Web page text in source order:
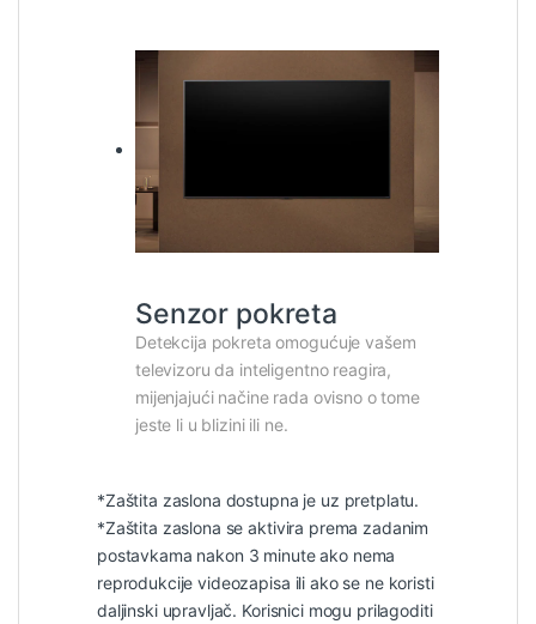
Senzor pokreta
Detekcija pokreta omogućuje vašem
televizoru da inteligentno reagira,
mijenjajući načine rada ovisno o tome
jeste li u blizini ili ne.
*Zaštita zaslona dostupna je uz pretplatu.
*Zaštita zaslona se aktivira prema zadanim
postavkama nakon 3 minute ako nema
reprodukcije videozapisa ili ako se ne koristi
daljinski upravljač. Korisnici mogu prilagoditi